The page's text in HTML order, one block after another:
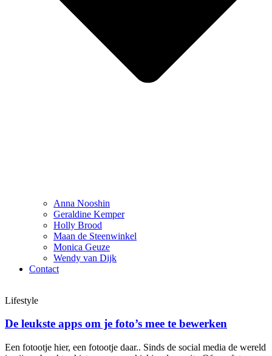
Anna Nooshin
Geraldine Kemper
Holly Brood
Maan de Steenwinkel
Monica Geuze
Wendy van Dijk
Contact
Lifestyle
De leukste apps om je foto’s mee te bewerken
Een fotootje hier, een fotootje daar.. Sinds de social media de wereld